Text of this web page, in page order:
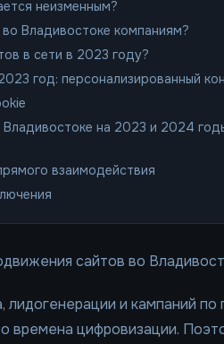
неизменным?
Владивостоке компаниям?
в сети в 2023 году?
год: персонализированный
на 2023 и 2024
взаимодействия
сайтов во
лидогенерации и кампаний
времена цифровизации.